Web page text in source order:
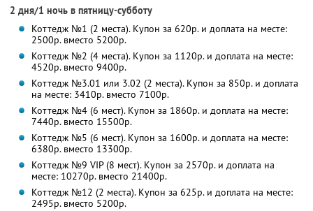
2 дня/1 ночь в пятницу-субботу
Коттедж №1 (2 места). Купон за 620р. и доплата на месте:
2500р. вместо 5200р.
Коттедж №2 (4 места). Купон за 1120р. и доплата на месте:
4520р. вместо 9400р.
Коттедж №3.01 или 3.02 (2 места). Купон за 850р. и доплата
на месте: 3410р. вместо 7100р.
Коттедж №4 (6 мест). Купон за 1860р. и доплата на месте:
7440р. вместо 15500р.
Коттедж №5 (6 мест). Купон за 1600р. и доплата на месте:
6380р. вместо 13300р.
Коттедж №9 VIP (8 мест). Купон за 2570р. и доплата на
месте: 10270р. вместо 21400р.
Коттедж №12 (2 места). Купон за 625р. и доплата на месте:
2495р. вместо 5200р.